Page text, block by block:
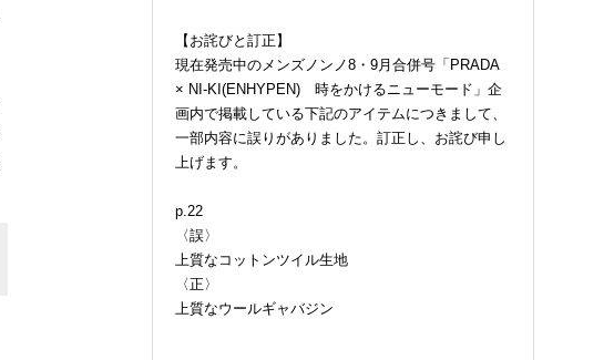
【お詫びと訂正】
現在発売中のメンズノンノ8・9月合併号「PRADA
× NI-KI(ENHYPEN) 時をかけるニューモード」企
画内で掲載している下記のアイテムにつきまして、
一部内容に誤りがありました。訂正し、お詫び申し
上げます。
p.22
〈誤〉
上質なコットンツイル生地
〈正〉
上質なウールギャバジン